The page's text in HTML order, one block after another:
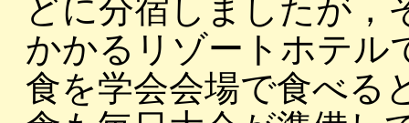
どに分宿しましたが，
かかるリゾートホテル
食を学会会場で食べる